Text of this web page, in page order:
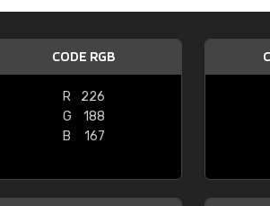
CODE RGB
R
226
G
188
B
167
"Le site ne permet
sont les produits
palettes de
comprend pas qui
bien passé et le